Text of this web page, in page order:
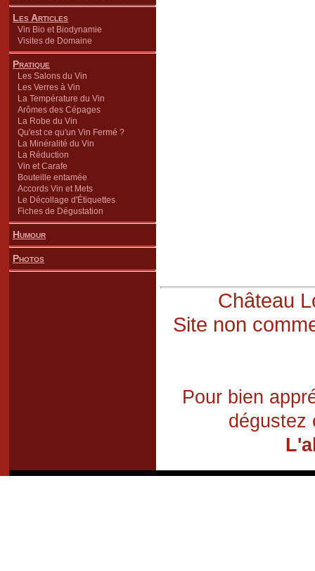
Les Articles
Vin Bio et Biodynamie
Visites de Domaine
Pratique
Les Salons du Vin
Les Verres à Vin
La Température du Vin
Arômes des Cépages
La Robe du Vin
Qu'est ce qu'un Vin Fermé ?
La Minéralité du Vin
La Réduction
Vin et Carafe
Bouteille entamée
Accords Vin et Mets
Le Décollage d'Étiquettes
Fiches de Dégustation
Humour
Photos
Château
Site non
Pour bien
dégustez